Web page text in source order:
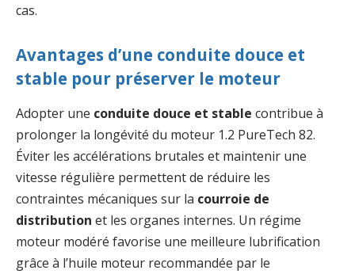
cas.
Avantages d’une conduite douce et
stable pour préserver le moteur
Adopter une conduite douce et stable contribue à
prolonger la longévité du moteur 1.2 PureTech 82.
Éviter les accélérations brutales et maintenir une
vitesse régulière permettent de réduire les
contraintes mécaniques sur la courroie de
distribution et les organes internes. Un régime
moteur modéré favorise une meilleure lubrification
grâce à l’huile moteur recommandée par le